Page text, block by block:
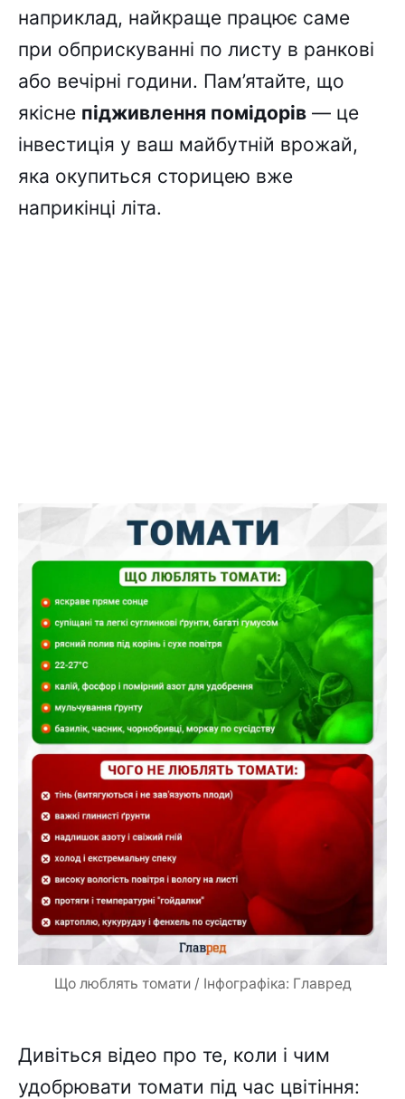
наприклад, найкраще працює саме
при обприскуванні по листу в ранкові
або вечірні години. Пам’ятайте, що
якісне підживлення помідорів — це
інвестиція у ваш майбутній врожай,
яка окупиться сторицею вже
наприкінці літа.
Що люблять томати / Інфографіка: Главред
Дивіться відео про те, коли і чим
удобрювати томати під час цвітіння: